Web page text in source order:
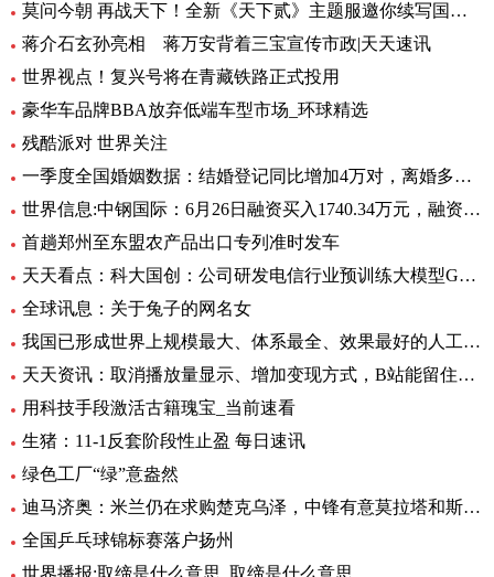
莫问今朝 再战天下！全新《天下贰》主题服邀你续写国韵风华！_当前播报
蒋介石玄孙亮相 蒋万安背着三宝宣传市政|天天速讯
世界视点！复兴号将在青藏铁路正式投用
豪华车品牌BBA放弃低端车型市场_环球精选
残酷派对 世界关注
一季度全国婚姻数据：结婚登记同比增加4万对，离婚多了12万对
世界信息:中钢国际：6月26日融资买入1740.34万元，融资融券余额2.76亿元
首趟郑州至东盟农产品出口专列准时发车
天天看点：科大国创：公司研发电信行业预训练大模型GC-TeleGPT 现已在电信智能客服等领域实现落地应用
全球讯息：关于兔子的网名女
我国已形成世界上规模最大、体系最全、效果最好的人工影响天气作业力量
天天资讯：取消播放量显示、增加变现方式，B站能留住UP主吗？
用科技手段激活古籍瑰宝_当前速看
生猪：11-1反套阶段性止盈 每日速讯
绿色工厂“绿”意盎然
迪马济奥：米兰仍在求购楚克乌泽，中锋有意莫拉塔和斯卡马卡-全球新资讯
全国乒乓球锦标赛落户扬州
世界播报:取缔是什么意思_取缔是什么意思